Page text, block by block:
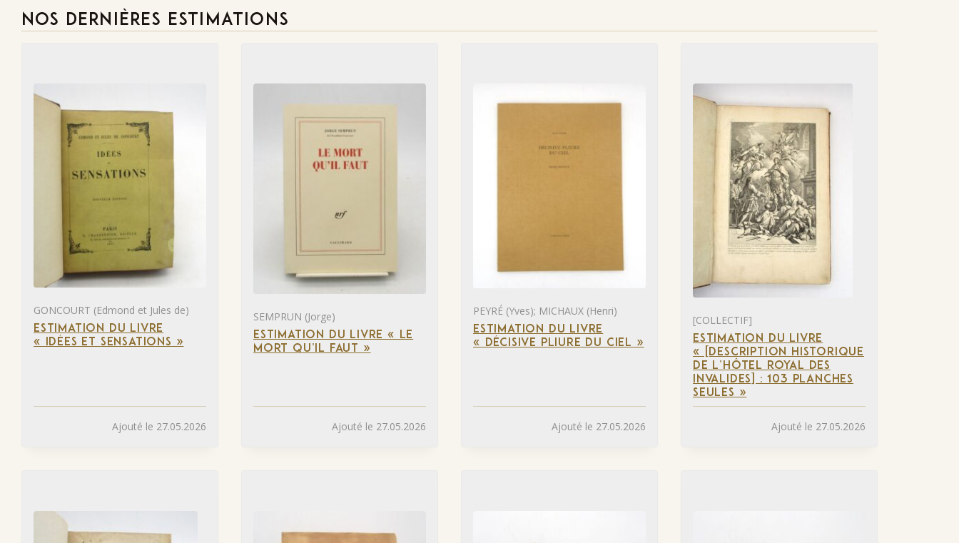
NOS DERNIÈRES ESTIMATIONS
GONCOURT (Edmond et Jules de)
ESTIMATION DU LIVRE
« IDÉES ET SENSATIONS »
Ajouté le 27.05.2026
SEMPRUN (Jorge)
ESTIMATION DU LIVRE « LE
MORT QU’IL FAUT »
Ajouté le 27.05.2026
PEYRÉ (Yves); MICHAUX (Henri)
ESTIMATION DU LIVRE
« DÉCISIVE PLIURE DU CIEL »
Ajouté le 27.05.2026
[COLLECTIF]
ESTIMATION DU LIVRE
« [DESCRIPTION HISTORIQUE
DE L’HÔTEL ROYAL DES
INVALIDES] : 103 PLANCHES
SEULES »
Ajouté le 27.05.2026